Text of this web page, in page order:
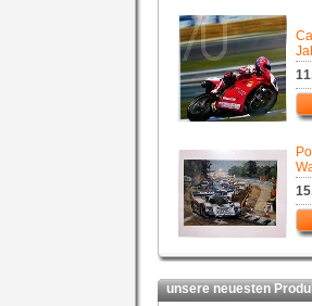
unsere neuesten